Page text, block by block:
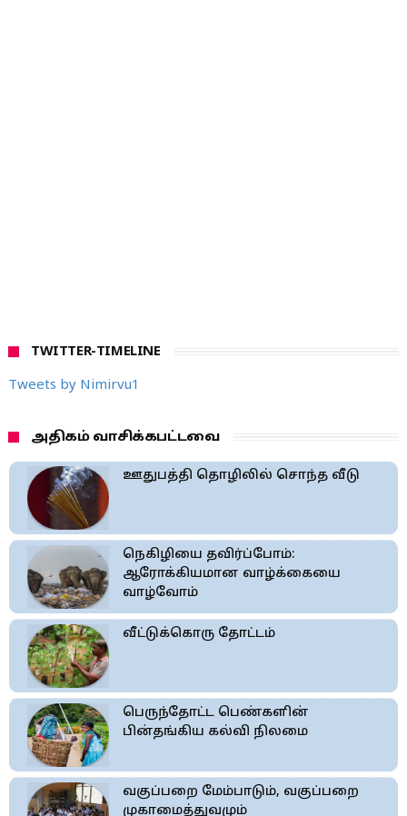
TWITTER-TIMELINE
Tweets by Nimirvu1
அதிகம் வாசிக்கபட்டவை
ஊதுபத்தி தொழிலில் சொந்த வீடு
நெகிழியை தவிர்ப்போம்:
ஆரோக்கியமான வாழ்க்கையை
வாழ்வோம்
வீட்டுக்கொரு தோட்டம்
பெருந்தோட்ட பெண்களின்
பின்தங்கிய கல்வி நிலமை
வகுப்பறை மேம்பாடும், வகுப்பறை
முகாமைத்துவமும்